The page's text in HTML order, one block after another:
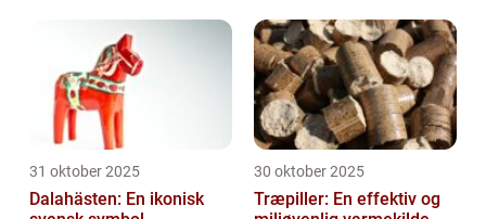
31 oktober 2025
Dalahästen: En ikonisk
30 oktober 2025
Træpiller: En effektiv og